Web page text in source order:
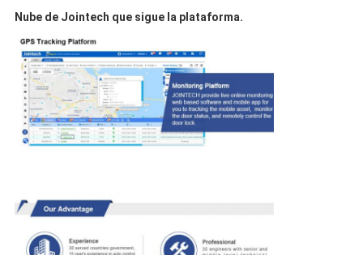
Nube de Jointech que sigue la plataforma.